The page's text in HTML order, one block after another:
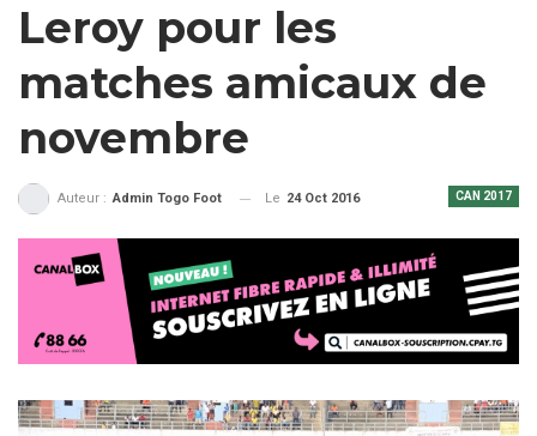
Leroy pour les
matches amicaux de
novembre
CAN 2017
Auteur : Admin Togo Foot Le 24 Oct 2016